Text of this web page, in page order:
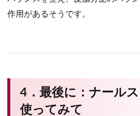
作用があるそうです。
4．最後に：ナール
使ってみて